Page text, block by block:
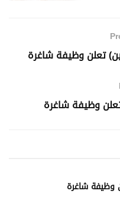
تعلن وظيفة شاغرة
وظيفة شاغرة
شاغرة